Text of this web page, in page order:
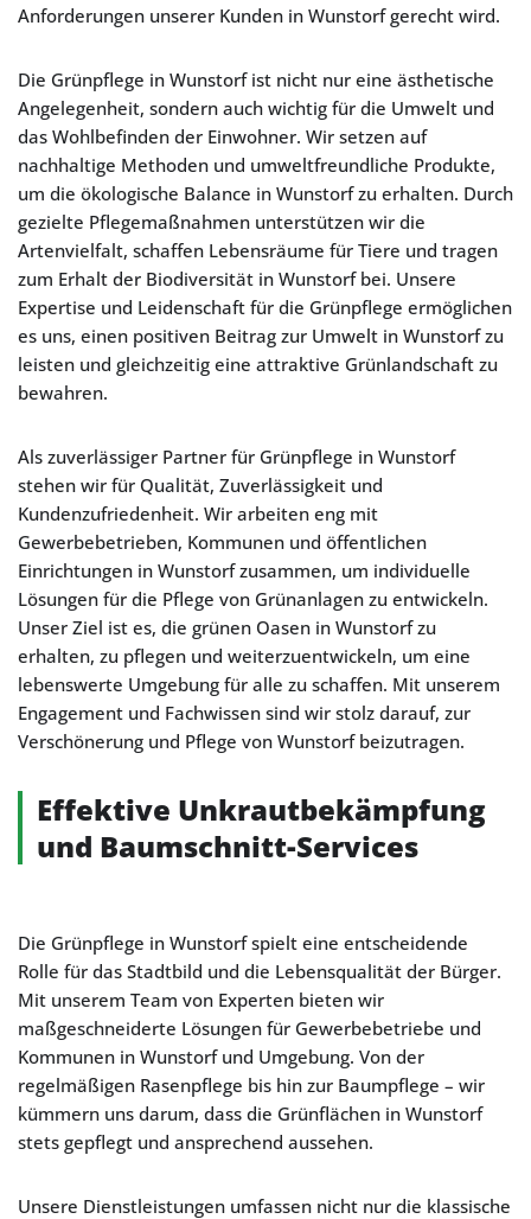
Anforderungen unserer Kunden in Wunstorf gerecht wird.
Die Grünpflege in Wunstorf ist nicht nur eine ästhetische
Angelegenheit, sondern auch wichtig für die Umwelt und
das Wohlbefinden der Einwohner. Wir setzen auf
nachhaltige Methoden und umweltfreundliche Produkte,
um die ökologische Balance in Wunstorf zu erhalten. Durch
gezielte Pflegemaßnahmen unterstützen wir die
Artenvielfalt, schaffen Lebensräume für Tiere und tragen
zum Erhalt der Biodiversität in Wunstorf bei. Unsere
Expertise und Leidenschaft für die Grünpflege ermöglichen
es uns, einen positiven Beitrag zur Umwelt in Wunstorf zu
leisten und gleichzeitig eine attraktive Grünlandschaft zu
bewahren.
Als zuverlässiger Partner für Grünpflege in Wunstorf
stehen wir für Qualität, Zuverlässigkeit und
Kundenzufriedenheit. Wir arbeiten eng mit
Gewerbebetrieben, Kommunen und öffentlichen
Einrichtungen in Wunstorf zusammen, um individuelle
Lösungen für die Pflege von Grünanlagen zu entwickeln.
Unser Ziel ist es, die grünen Oasen in Wunstorf zu
erhalten, zu pflegen und weiterzuentwickeln, um eine
lebenswerte Umgebung für alle zu schaffen. Mit unserem
Engagement und Fachwissen sind wir stolz darauf, zur
Verschönerung und Pflege von Wunstorf beizutragen.
Effektive Unkrautbekämpfung
und Baumschnitt-Services
Die Grünpflege in Wunstorf spielt eine entscheidende
Rolle für das Stadtbild und die Lebensqualität der Bürger.
Mit unserem Team von Experten bieten wir
maßgeschneiderte Lösungen für Gewerbebetriebe und
Kommunen in Wunstorf und Umgebung. Von der
regelmäßigen Rasenpflege bis hin zur Baumpflege – wir
kümmern uns darum, dass die Grünflächen in Wunstorf
stets gepflegt und ansprechend aussehen.
Unsere Dienstleistungen umfassen nicht nur die klassische